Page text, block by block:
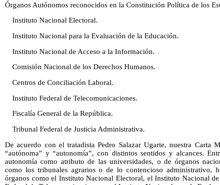
Órganos Autónomos reconocidos en la Constitución Política de los
Instituto Nacional Electoral.
Instituto Nacional para la Evaluación de la Educación.
Instituto Nacional de Acceso a la Información.
Comisión Nacional de los Derechos Humanos.
Centros de Conciliación Laboral.
Instituto Federal de Telecomunicaciones.
Fiscalía General de la República.
Tribunal Federal de Justicia Administrativa.
De acuerdo con el tratadista Pedro Salazar Ugarte, nuestra Carta
“autónoma” y “autonomía”, con distintos sentidos y alcances.
autonomía como atributo de las universidades, o de órganos
como los tribunales agrarios o de lo contencioso administrativo,
órganos como el Instituto Nacional Electoral, el Instituto Nacional